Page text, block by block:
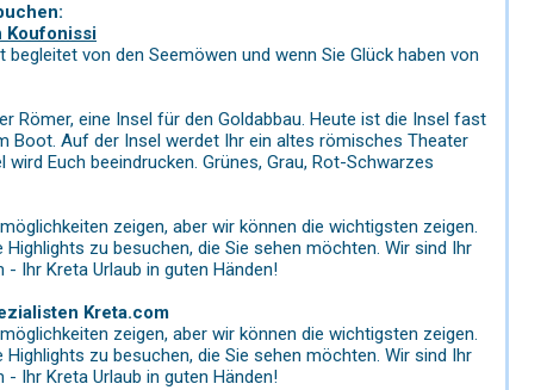
Koufonissi
von den Seemöwen und wenn Sie Glück haben von
Römer, eine Insel für den Goldabbau. Heute ist die Insel fast
Boot. Auf der Insel werdet Ihr ein altes römisches Theater
Euch beeindrucken. Grünes, Grau, Rot-Schwarzes
zeigen, aber wir können die wichtigsten zeigen.
zu besuchen, die Sie sehen möchten. Wir sind Ihr
Ihr Kreta Urlaub in guten Händen!
Kreta.com
zeigen, aber wir können die wichtigsten zeigen.
zu besuchen, die Sie sehen möchten. Wir sind Ihr
Ihr Kreta Urlaub in guten Händen!